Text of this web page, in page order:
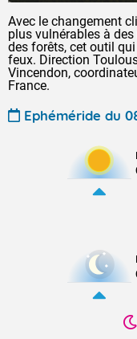
Avec le changement
plus vulnérables à
des forêts, cet outil
feux. Direction
Vincendon,
France.
Ephéméride du